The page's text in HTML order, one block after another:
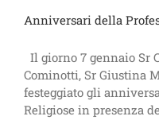
Anniversari della
Il giorno 7 gennaio Sr
Cominotti, Sr Giustina
festeggiato gli
Religiose in presenza